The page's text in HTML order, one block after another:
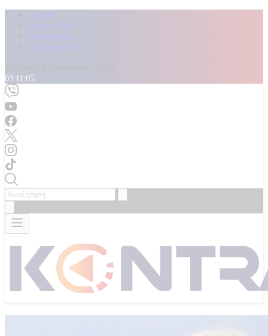
Αρχική
Kontra Live
Καταγγελίες
Επικοινωνία
03:11:07